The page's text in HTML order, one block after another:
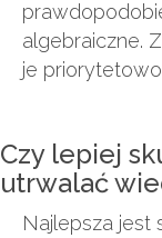
algebraiczne.
je
Czy lepiej
utrwalać
Najlepsza jest